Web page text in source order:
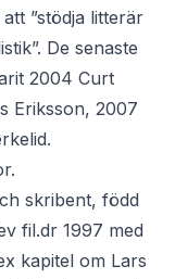
”stödja litterär
De senaste
2004 Curt
Eriksson, 2007
skribent, född
fil.dr 1997 med
kapitel om Lars